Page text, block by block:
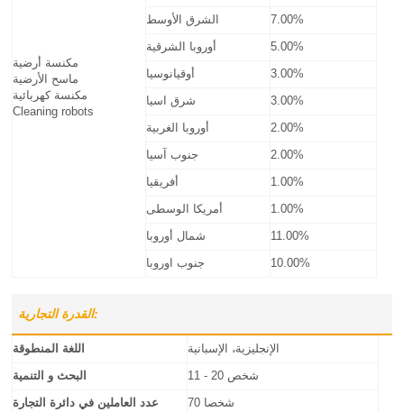
مكنسة أرضية
ماسح الأرضية
مكنسة كهربائية
Cleaning robots
الشرق الأوسط
7.00%
أوروبا الشرقية
5.00%
أوقيانوسيا
3.00%
شرق اسيا
3.00%
أوروبا الغربية
2.00%
جنوب آسيا
2.00%
أفريقيا
1.00%
أمريكا الوسطى
1.00%
شمال أوروبا
11.00%
جنوب اوروبا
10.00%
القدرة التجارية:
اللغة المنطوقة
الإنجليزية، الإسبانية
البحث و التنمية
11 - 20 شخص
عدد العاملين في دائرة التجارة
70 شخصا